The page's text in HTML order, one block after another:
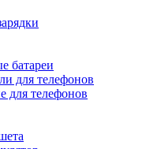
батареи
для телефонов
для телефонов